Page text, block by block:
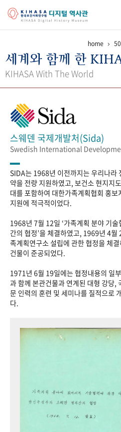
걸어온 길 기관 변천사 역대
정책과 연구 키워드로 보는 연구
간행물 변천사
기록물 아카이브
사진 아카이브 문서 기록물
성과 50선 숫자로 보는 50년
세계와 함께 한 KIHASA
VR 역사관
home 50
세계와 함께 한
KIHASA With The World
스웨덴 국제개발처(Sida)
Swedish International
SIDA는 1968년 이전까지는 우리나라
약을 전량 지원하였고, 보건소 현지지
대를 포함하여 대한가족계획협회 홍
지원에 적극적이었다.
1968년 7월 12일 ‘가족계획 분야 기
간의 협정’을 체결하였고, 1969년 4
족계획연구소 설립에 관한 협정을 체
건물이 준공되었다.
1971년 6월 19일에는 협정내용의 일
과 함께 본관건물과 연계된 대형 강당,
문 인력의 훈련 및 세미나를 질적으로
다.